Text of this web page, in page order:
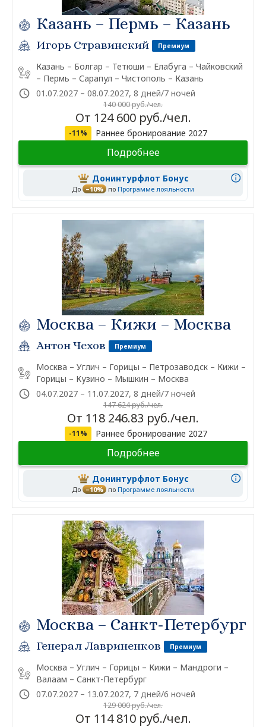
Казань – Пермь – Казань
Игорь Стравинский Премиум
Казань – Болгар – Тетюши – Елабуга – Чайковский
– Пермь – Сарапул – Чистополь – Казань
01.07.2027 – 08.07.2027, 8 дней/7 ночей
140 000 руб./чел.
От 124 600 руб./чел.
-11% Раннее бронирование 2027
Подробнее
Донинтурфлот Бонус
До –10% по Программе лояльности
Москва – Кижи – Москва
Антон Чехов Премиум
Москва – Углич – Горицы – Петрозаводск – Кижи –
Горицы – Кузино – Мышкин – Москва
04.07.2027 – 11.07.2027, 8 дней/7 ночей
147 624 руб./чел.
От 118 246.83 руб./чел.
-11% Раннее бронирование 2027
Подробнее
Донинтурфлот Бонус
До –10% по Программе лояльности
Москва – Санкт-Петербург
Генерал Лавриненков Премиум
Москва – Углич – Горицы – Кижи – Мандроги –
Валаам – Санкт-Петербург
07.07.2027 – 13.07.2027, 7 дней/6 ночей
129 000 руб./чел.
От 114 810 руб./чел.